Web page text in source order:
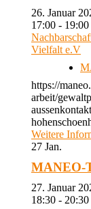
26. Januar
17:00 - 19:00
Vielfalt e.V
https://
arbeit/
Weitere
27 Jan.
MANEO-
27. Januar
18:30 - 20:30